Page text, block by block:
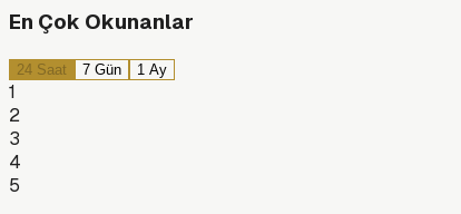
En Çok Okunanlar
24 Saat 7 Gün 1 Ay
1
2
3
4
5